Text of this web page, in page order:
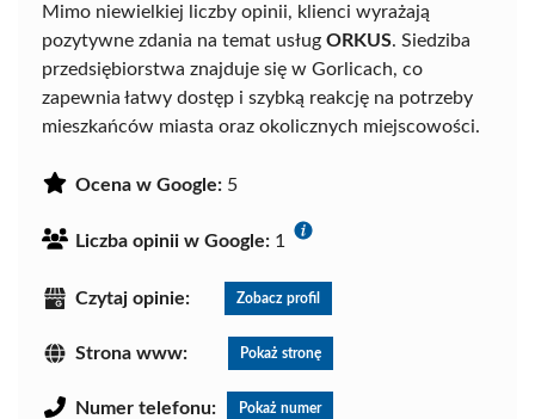
Mimo niewielkiej liczby opinii, klienci wyrażają
pozytywne zdania na temat usług ORKUS. Siedziba
przedsiębiorstwa znajduje się w Gorlicach, co
zapewnia łatwy dostęp i szybką reakcję na potrzeby
mieszkańców miasta oraz okolicznych miejscowości.
Ocena w Google: 5
Liczba opinii w Google: 1
Czytaj opinie: Zobacz profil
Strona www: Pokaż stronę
Numer telefonu: Pokaż numer